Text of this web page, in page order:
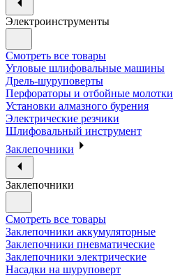
Электроинструменты
Смотреть все товары
Угловые шлифовальные машины
Дрель-шуруповерты
Перфораторы и отбойные молотки
Установки алмазного бурения
Электрические резчики
Шлифовальный инструмент
Заклепочники
Заклепочники
Смотреть все товары
Заклепочники аккумуляторные
Заклепочники пневматические
Заклепочники электрические
Насадки на шуруповерт